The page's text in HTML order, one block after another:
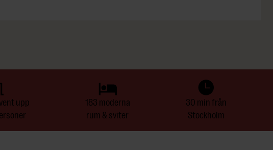
upp
183 moderna
rum & sviter
30 min från
Stockholm